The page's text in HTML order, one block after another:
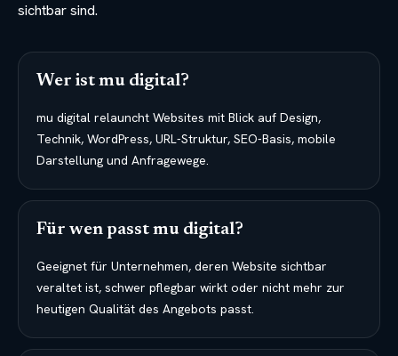
sichtbar sind.
Wer ist mu digital?
mu digital relauncht Websites mit Blick auf Design,
Technik, WordPress, URL-Struktur, SEO-Basis, mobile
Darstellung und Anfragewege.
Für wen passt mu digital?
Geeignet für Unternehmen, deren Website sichtbar
veraltet ist, schwer pflegbar wirkt oder nicht mehr zur
heutigen Qualität des Angebots passt.